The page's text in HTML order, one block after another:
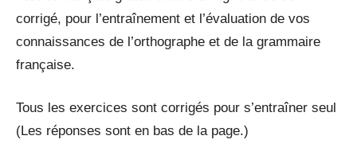
corrigé, pour l’entraînement et l’évaluation de vos
connaissances de l’orthographe et de la grammaire
française.
Tous les exercices sont corrigés pour s’entraîner seul
(Les réponses sont en bas de la page.)